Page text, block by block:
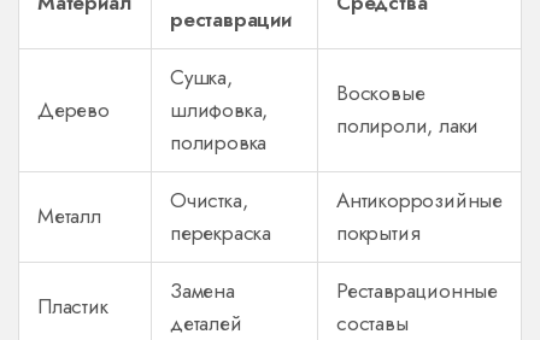
реставрации
Дерево
Сушка,
шлифовка,
полировка
Восковые
полироли, лаки
Металл
Очистка,
перекраска
Антикоррозийные
покрытия
Пластик
Замена
деталей
Реставрационные
составы